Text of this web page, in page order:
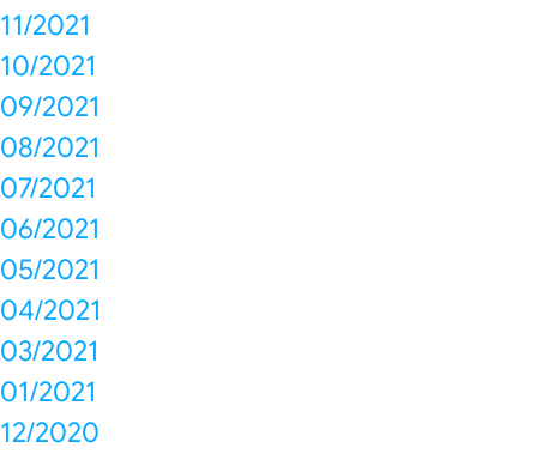
11/2021
10/2021
09/2021
08/2021
07/2021
06/2021
05/2021
04/2021
03/2021
01/2021
12/2020